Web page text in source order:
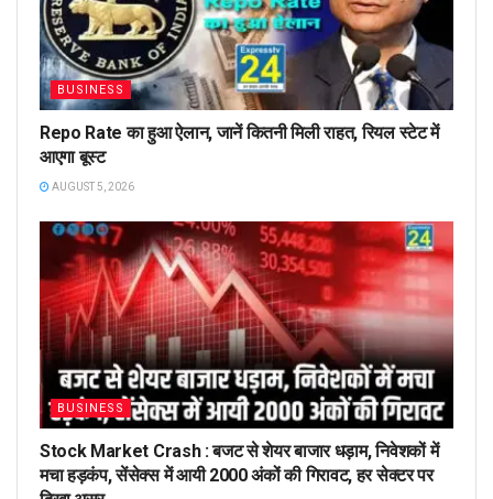
BUSINESS
Repo Rate का हुआ ऐलान, जानें कितनी मिली राहत, रियल स्टेट में
आएगा बूस्ट
AUGUST 5, 2026
BUSINESS
Stock Market Crash : बजट से शेयर बाजार धड़ाम, निवेशकों में
मचा हड़कंप, सेंसेक्स में आयी 2000 अंकों की गिरावट, हर सेक्टर पर